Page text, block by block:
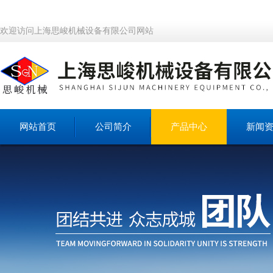
欢迎访问上海思峻机械设备有限公司网站
网站首页 公司简介 产品中心 新闻